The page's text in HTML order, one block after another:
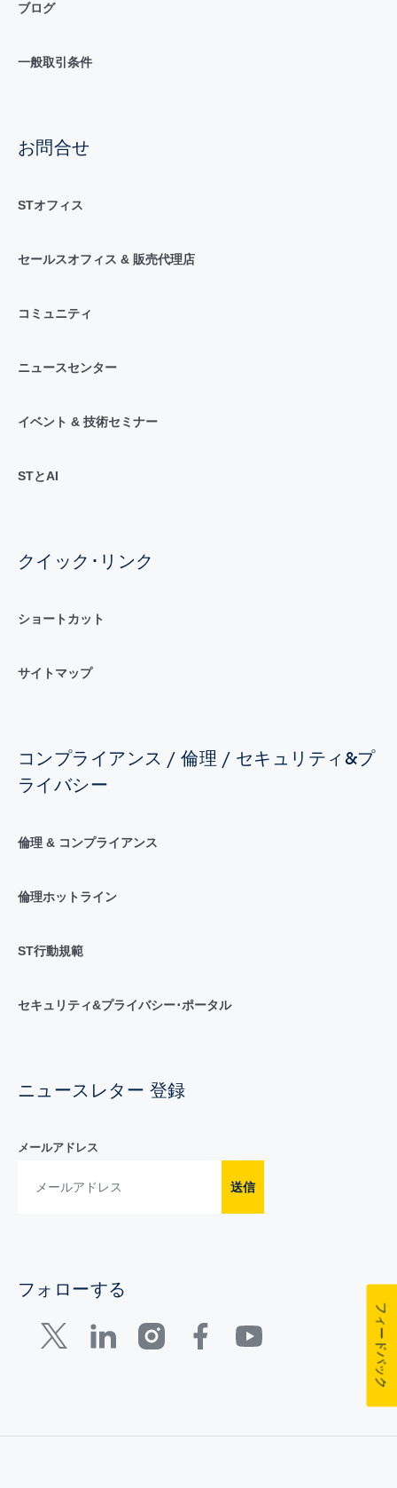
ブログ
一般取引条件
お問合せ
STオフィス
セールスオフィス & 販売代理店
コミュニティ
ニュースセンター
イベント & 技術セミナー
STとAI
クイック･リンク
ショートカット
サイトマップ
コンプライアンス / 倫理 / セキュリティ&プ
ライバシー
倫理 & コンプライアンス
倫理ホットライン
ST行動規範
セキュリティ&プライバシー･ポータル
ニュースレター 登録
メールアドレス
送信
フォローする
フィードバック